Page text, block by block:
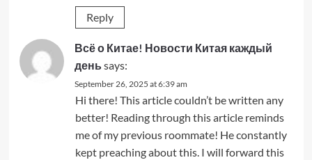
Reply
Всё о Китае! Новости Китая каждый
день says:
September 26, 2025 at 6:39 am
Hi there! This article couldn’t be written any
better! Reading through this article reminds
me of my previous roommate! He constantly
kept preaching about this. I will forward this